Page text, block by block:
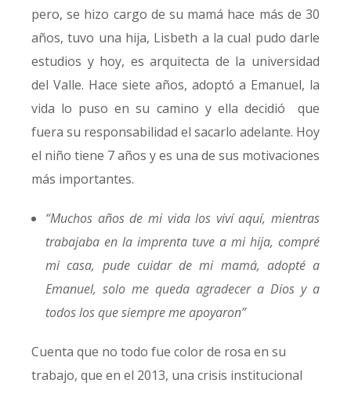
pero, se hizo cargo de su mamá hace más de 30
años, tuvo una hija, Lisbeth a la cual pudo darle
estudios y hoy, es arquitecta de la universidad
del Valle. Hace siete años, adoptó a Emanuel, la
vida lo puso en su camino y ella decidió que
fuera su responsabilidad el sacarlo adelante. Hoy
el niño tiene 7 años y es una de sus motivaciones
más importantes.
“Muchos años de mi vida los viví aquí, mientras
trabajaba en la imprenta tuve a mi hija, compré
mi casa, pude cuidar de mi mamá, adopté a
Emanuel, solo me queda agradecer a Dios y a
todos los que siempre me apoyaron”
Cuenta que no todo fue color de rosa en su
trabajo, que en el 2013, una crisis institucional